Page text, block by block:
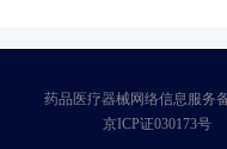
药品医疗器械网络信息服务
京ICP证030173号